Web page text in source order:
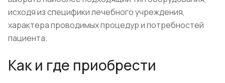
исходя из специфики лечебного учреждения,
характера проводимых процедур и потребностей
пациента.
Как и где приобрести